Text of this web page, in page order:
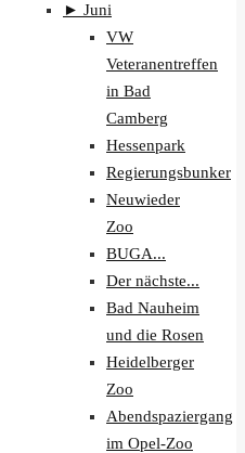
► Juni
VW
Veteranentreffen
in Bad
Camberg
Hessenpark
Regierungsbunker
Neuwieder
Zoo
BUGA...
Der nächste...
Bad Nauheim
und die Rosen
Heidelberger
Zoo
Abendspaziergang
im Opel-Zoo